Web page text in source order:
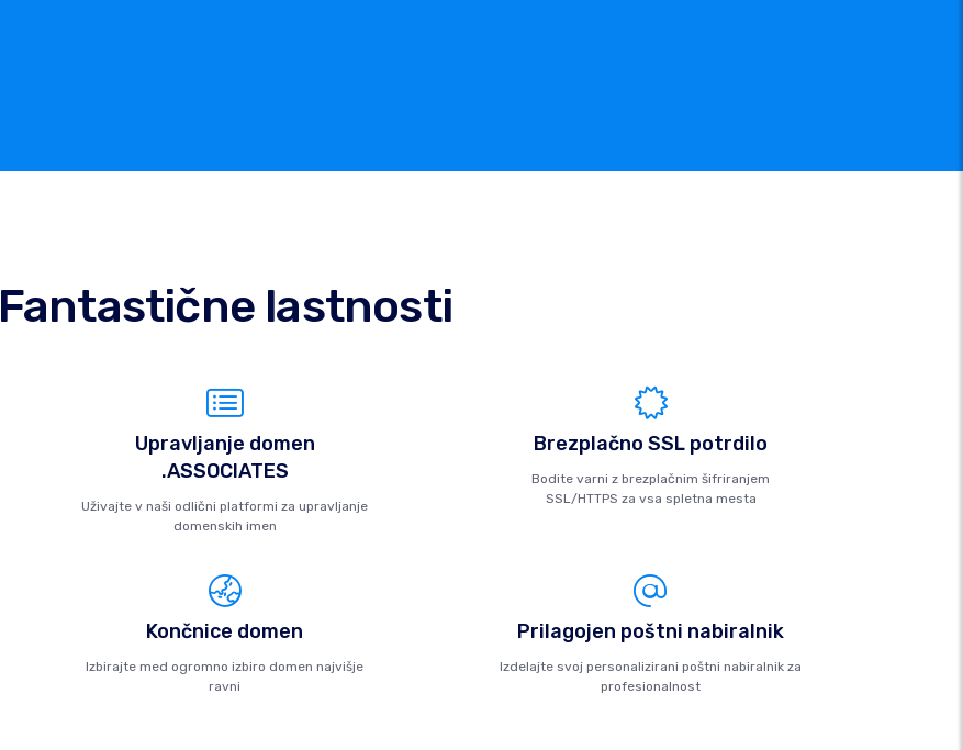
Fantastične lastnosti
Upravljanje domen
.ASSOCIATES
Uživajte v naši odlični platformi za upravljanje
domenskih imen
Brezplačno SSL potrdilo
Bodite varni z brezplačnim šifriranjem
SSL/HTTPS za vsa spletna mesta
Končnice domen
Izbirajte med ogromno izbiro domen najvišje
ravni
Prilagojen poštni nabiralnik
Izdelajte svoj personalizirani poštni nabiralnik za
profesionalnost